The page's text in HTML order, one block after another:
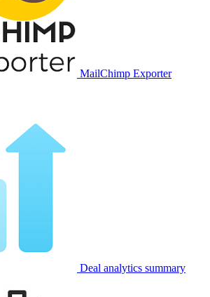
MailChimp Exporter
Deal analytics summary